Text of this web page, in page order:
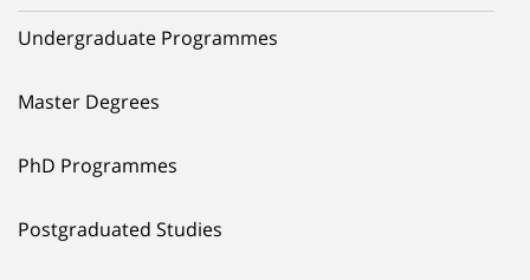
Undergraduate Programmes
Master Degrees
PhD Programmes
Postgraduated Studies